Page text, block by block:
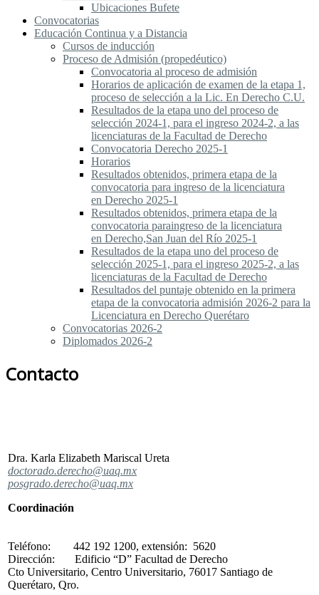
Ubicaciones Bufete
Convocatorias
Educación Continua y a Distancia
Cursos de inducción
Proceso de Admisión (propedéutico)
Convocatoria al proceso de admisión
Horarios de aplicación de examen de la etapa 1,
proceso de selección a la Lic. En Derecho C.U.
Resultados de la etapa uno del proceso de
selección 2024-1, para el ingreso 2024-2, a las
licenciaturas de la Facultad de Derecho
Convocatoria Derecho 2025-1
Horarios
Resultados obtenidos, primera etapa de la
convocatoria para ingreso de la licenciatura
en Derecho 2025-1
Resultados obtenidos, primera etapa de la
convocatoria paraingreso de la licenciatura
en Derecho,San Juan del Río 2025-1
Resultados de la etapa uno del proceso de
selección 2025-1, para el ingreso 2025-2, a las
licenciaturas de la Facultad de Derecho
Resultados del puntaje obtenido en la primera
etapa de la convocatoria admisión 2026-2 para la
Licenciatura en Derecho Querétaro
Convocatorias 2026-2
Diplomados 2026-2
Contacto
Dra. Karla Elizabeth Mariscal Ureta
doctorado.derecho@uaq.mx
posgrado.derecho@uaq.mx
Coordinación
Teléfono: 442 192 1200, extensión: 5620
Dirección: Edificio “D” Facultad de Derecho
Cto Universitario, Centro Universitario, 76017 Santiago de
Querétaro, Qro.